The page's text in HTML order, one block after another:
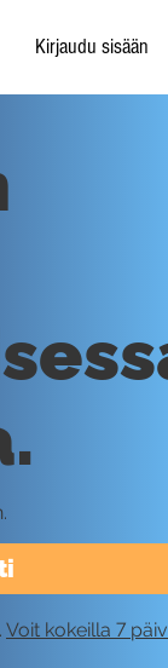
Kirjaudu sisään
Voit kokeilla 7